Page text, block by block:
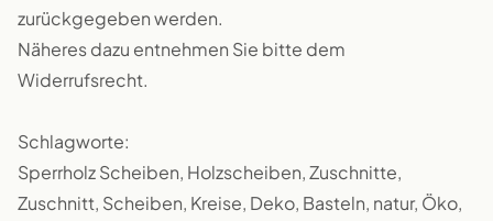
zurückgegeben werden.
Näheres dazu entnehmen Sie bitte dem
Widerrufsrecht.
Schlagworte:
Sperrholz Scheiben, Holzscheiben, Zuschnitte,
Zuschnitt, Scheiben, Kreise, Deko, Basteln, natur, Öko,